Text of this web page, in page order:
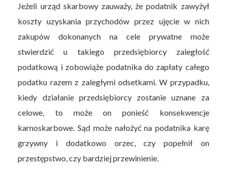
Jeżeli urząd skarbowy zauważy, że podatnik zawyżył
koszty uzyskania przychodów przez ujęcie w nich
zakupów dokonanych na cele prywatne może
stwierdzić u takiego przedsiębiorcy zaległość
podatkową i zobowiąże podatnika do zapłaty całego
podatku razem z zaległymi odsetkami. W przypadku,
kiedy działanie przedsiębiorcy zostanie uznane za
celowe, to może on ponieść konsekwencje
karnoskarbowe. Sąd może nałożyć na podatnika karę
grzywny i dodatkowo orzec, czy popełnił on
przestępstwo, czy bardziej przewinienie.